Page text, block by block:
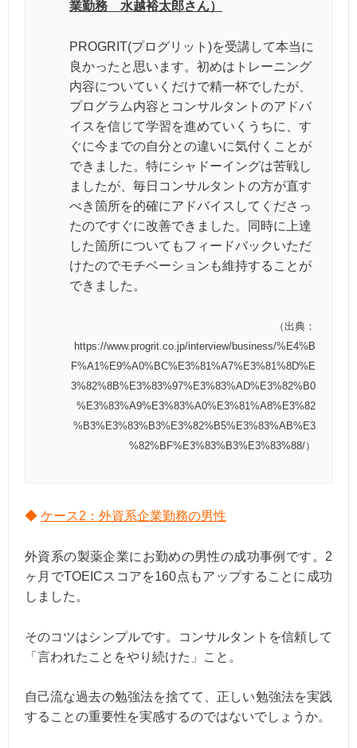
業勤務 水越裕太郎さん）
PROGRIT(プログリット)を受講して本当に
良かったと思います。初めはトレーニング
内容についていくだけで精一杯でしたが、
プログラム内容とコンサルタントのアドバ
イスを信じて学習を進めていくうちに、す
ぐに今までの自分との違いに気付くことが
できました。特にシャドーイングは苦戦し
ましたが、毎日コンサルタントの方が直す
べき箇所を的確にアドバイスしてくださっ
たのですぐに改善できました。同時に上達
した箇所についてもフィードバックいただ
けたのでモチベーションも維持することが
できました。
（出典：
https://www.progrit.co.jp/interview/business/%E4%B
F%A1%E9%A0%BC%E3%81%A7%E3%81%8D%E
3%82%8B%E3%83%97%E3%83%AD%E3%82%B0
%E3%83%A9%E3%83%A0%E3%81%A8%E3%82
%B3%E3%83%B3%E3%82%B5%E3%83%AB%E3
%82%BF%E3%83%B3%E3%83%88/）
◆ ケース2：外資系企業勤務の男性
外資系の製薬企業にお勤めの男性の成功事例です。2
ヶ月でTOEICスコアを160点もアップすることに成功
しました。
そのコツはシンプルです。コンサルタントを信頼して
「言われたことをやり続けた」こと。
自己流な過去の勉強法を捨てて、正しい勉強法を実践
することの重要性を実感するのではないでしょうか。